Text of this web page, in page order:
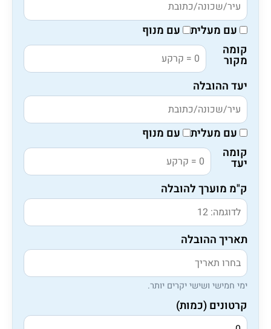
עם מעלית
עם מנוף
קומה
מקור
יעד ההובלה
עם מעלית
עם מנוף
קומה
יעד
ק"מ מוערך להובלה
תאריך ההובלה
ימי חמישי ושישי יקרים יותר.
קרטונים (כמות)